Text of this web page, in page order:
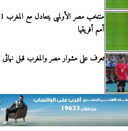
أمم أفريقيا
تعرف على مشوار مصر والمغرب قبل نهائى